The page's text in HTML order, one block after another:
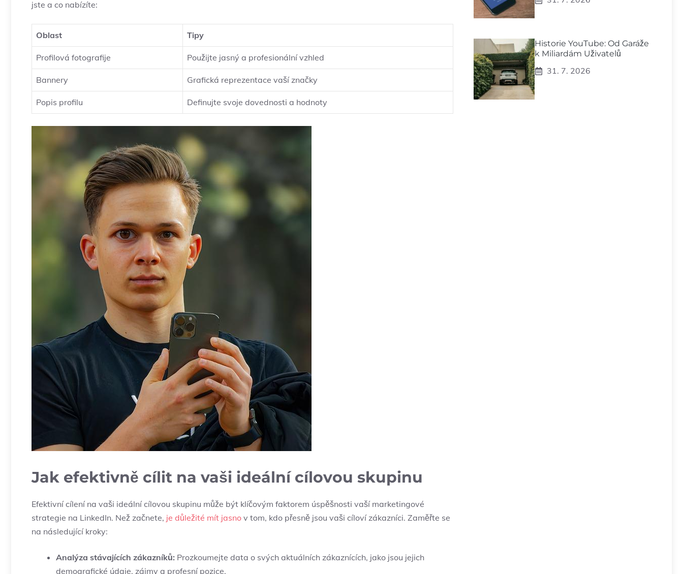
jste a co nabízíte:
Oblast Tipy
Profilová fotografije Použijte jasný a profesionální vzhled
Bannery Grafická reprezentace vaší značky
Popis profilu Definujte svoje dovednosti a hodnoty
Jak efektivně cílit na vaši ideální cílovou skupinu
Efektivní cílení na vaši ideální cílovou skupinu ⁤může být klíčovým faktorem úspěšnosti vaší marketingové
strategie na LinkedIn. Než začnete, je důležité mít jasno v tom, kdo přesně jsou vaši cíloví zákazníci. Zaměřte se
na⁣ následující kroky:
Analýza stávajících zákazníků: Prozkoumejte data o svých aktuálních zákaznících, jako jsou jejich
demografické údaje, zájmy a profesní pozice.
Historie YouTube: Od Garáže
k Miliardám Uživatelů
31. 7. 2026